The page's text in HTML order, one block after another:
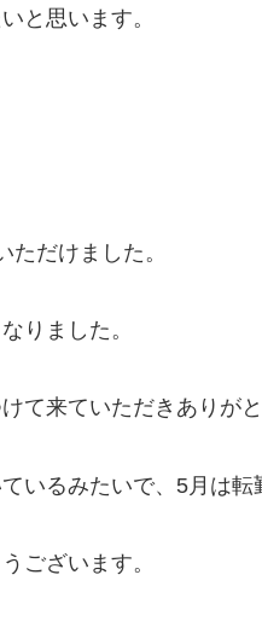
と思います。
だけました。
りました。
て来ていただきありがと
いるみたいで、5月は転
ございます。